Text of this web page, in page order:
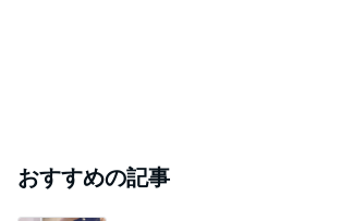
おすすめの記事